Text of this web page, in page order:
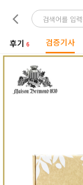
후기 6 검증기사